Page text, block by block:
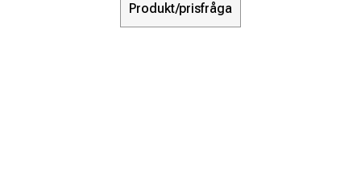
Produkt/prisfråga